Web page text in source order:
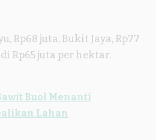
Rp68 juta, Bukit Jaya, Rp77
Rp65 juta per hektar.
Buol Menanti
Lahan